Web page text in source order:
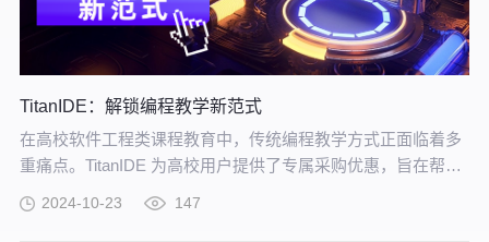
TitanIDE：解锁编程教学新范式
在高校软件工程类课程教育中，传统编程教学方式正面临着多
重痛点。TitanIDE 为高校用户提供了专属采购优惠，旨在帮助
2024-10-23 147